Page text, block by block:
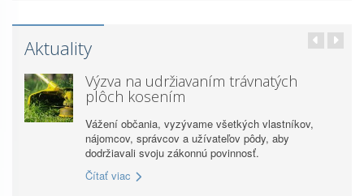
Aktuality
Výzva na udržiavaním trávnatých
plôch kosením
Vážení občania, vyzývame všetkých vlastníkov,
nájomcov, správcov a užívateľov pôdy, aby
dodržiavali svoju zákonnú povinnosť.
Čítať viac